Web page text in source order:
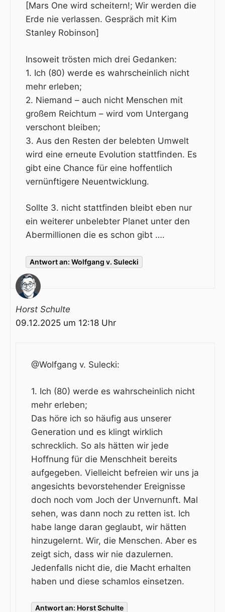
[Mars One wird scheitern!; Wir werden die
Erde nie verlassen. Gespräch mit Kim
Stanley Robinson]
Insoweit trösten mich drei Gedanken:
1. Ich (80) werde es wahrscheinlich nicht
mehr erleben;
2. Niemand – auch nicht Menschen mit
großem Reichtum – wird vom Untergang
verschont bleiben;
3. Aus den Resten der belebten Umwelt
wird eine erneute Evolution stattfinden. Es
gibt eine Chance für eine hoffentlich
vernünftigere Neuentwicklung.
Sollte 3. nicht stattfinden bleibt eben nur
ein weiterer unbelebter Planet unter den
Abermillionen die es schon gibt ….
Antwort an: Wolfgang v. Sulecki
Horst Schulte
09.12.2025 um 12:18 Uhr
@Wolfgang v. Sulecki:
1. Ich (80) werde es wahrscheinlich nicht
mehr erleben;
Das höre ich so häufig aus unserer
Generation und es klingt wirklich
schrecklich. So als hätten wir jede
Hoffnung für die Menschheit bereits
aufgegeben. Vielleicht befreien wir uns ja
angesichts bevorstehender Ereignisse
doch noch vom Joch der Unvernunft. Mal
sehen, was dann noch zu retten ist. Ich
habe lange daran geglaubt, wir hätten
hinzugelernt. Wir, die Menschen. Aber es
zeigt sich, dass wir nie dazulernen.
Jedenfalls nicht die, die Macht erhalten
haben und diese schamlos einsetzen.
Antwort an: Horst Schulte